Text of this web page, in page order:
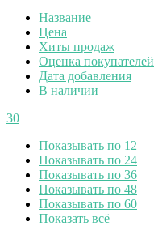
Название
Цена
Хиты продаж
Оценка покупателей
Дата добавления
В наличии
30
Показывать по 12
Показывать по 24
Показывать по 36
Показывать по 48
Показывать по 60
Показать всё